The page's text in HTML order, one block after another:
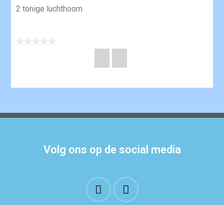
2 tonige luchthoorn
Volg ons op de social media